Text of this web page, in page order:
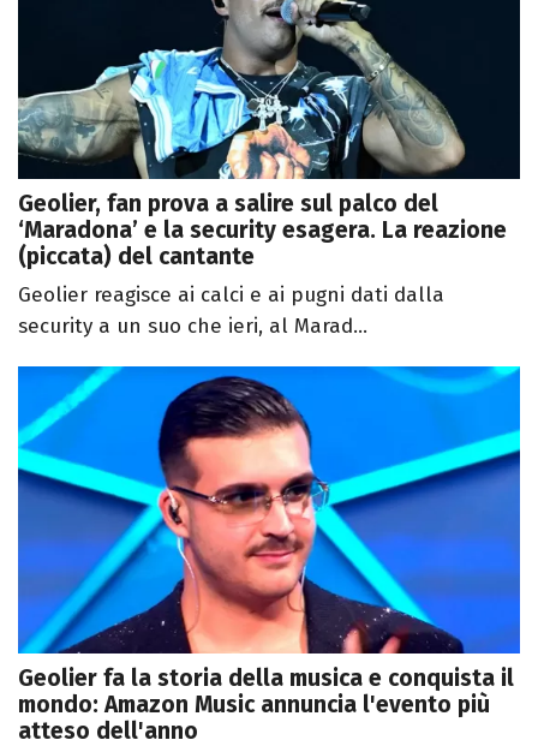
Geolier, fan prova a salire sul palco del
‘Maradona’ e la security esagera. La reazione
(piccata) del cantante
Geolier reagisce ai calci e ai pugni dati dalla
security a un suo che ieri, al Marad...
Geolier fa la storia della musica e conquista il
mondo: Amazon Music annuncia l'evento più
atteso dell'anno